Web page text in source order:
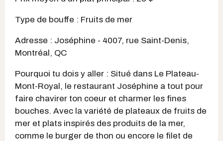
Type de bouffe : Fruits de mer
Adresse : Joséphine - 4007, rue Saint-Denis,
Montréal, QC
Pourquoi tu dois y aller : Situé dans Le Plateau-
Mont-Royal, le restaurant Joséphine a tout pour
faire chavirer ton coeur et charmer les fines
bouches. Avec la variété de plateaux de fruits de
mer et plats inspirés des produits de la mer,
comme le burger de thon ou encore le filet de